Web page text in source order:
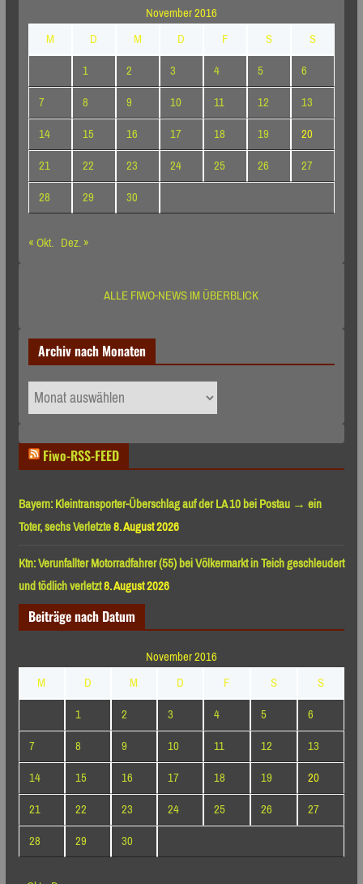
November 2016
M
D M D F S
S
1
2 3 4 5
6
7
8 9 10 11 12
13
14
15 16 17 18 19
20
21
22 23 24 25 26
27
28
29
30
« Okt. Dez. »
ALLE FIWO-NEWS IM ÜBERBLICK
Archiv nach Monaten
Archiv
nach
Fiwo-RSS-FEED
Bayern: Kleintransporter-Überschlag auf der LA 10 bei Postau → ein
Toter, sechs Verletzte8. August 2026
Ktn: Verunfallter Motorradfahrer (55) bei Völkermarkt in Teich geschleudert
und tödlich verletzt8. August 2026
Beiträge nach Datum
November 2016
M
D M D F S
S
1
2 3 4 5
6
7
8 9 10 11 12
13
14
15 16 17 18 19
20
21
22 23 24 25 26
27
28
29
30